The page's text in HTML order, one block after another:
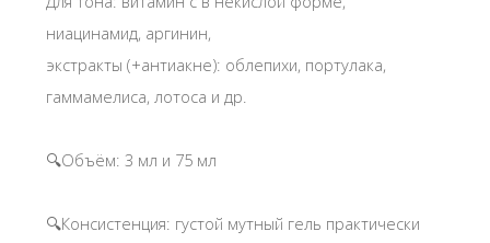
ниацинамид, аргинин,
экстракты (+антиакне): облепихи, портулака,
гаммамелиса, лотоса и др.
🔍Объём: 3 мл и 75 мл
🔍Консистенция: густой мутный гель практически